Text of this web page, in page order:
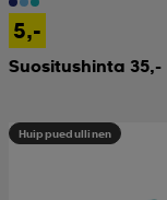
5,-
Suositushinta 35,-
Huippuedullinen